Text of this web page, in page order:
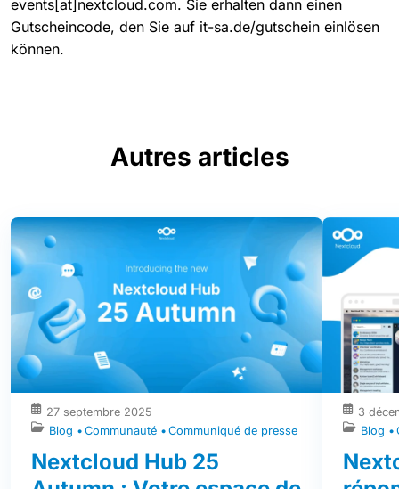
events[at]nextcloud.com. Sie erhalten dann einen
Gutscheincode, den Sie auf it-sa.de/gutschein einlösen
können.
Autres articles
27 septembre 2025
Blog
Communauté Communiqué de presse
Nextcloud Hub 25
3
Blog